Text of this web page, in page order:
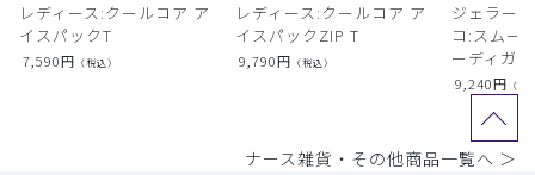
レディース:クールコア ア
イスパックT
7,590円 （税込）
レディース:クールコア ア
イスパックZIP T
9,790円 （税込）
ジェラー
コ:スムー
ーディガン
9,240円 （税
ナース雑貨・その他商品一覧へ ＞